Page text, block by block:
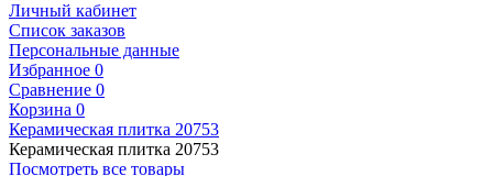
Личный кабинет
Список заказов
Персональные данные
Избранное 0
Сравнение 0
Корзина 0
Керамическая плитка 20753
Керамическая плитка 20753
Посмотреть все товары